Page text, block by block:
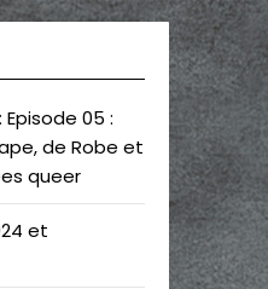
Episode 05 :
de Robe et
queer
et